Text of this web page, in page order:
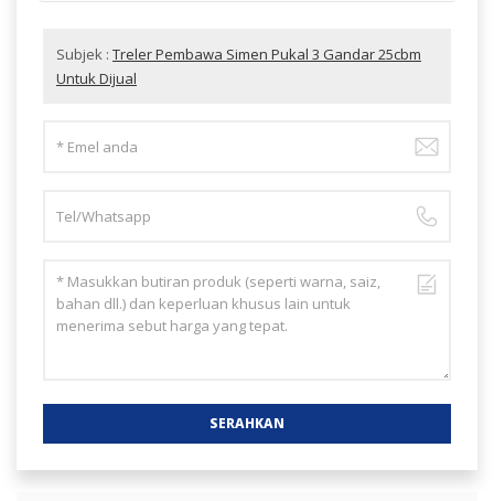
Subjek : Treler Pembawa Simen Pukal 3 Gandar 25cbm
Untuk Dijual
SERAHKAN